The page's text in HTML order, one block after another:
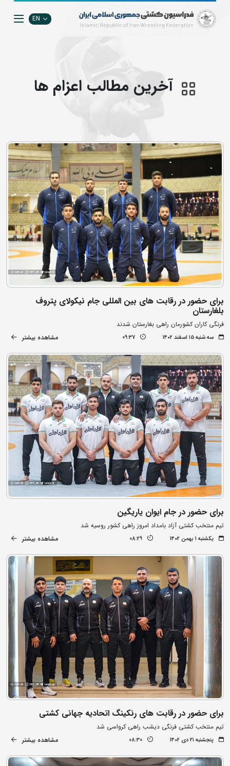
EN
آخرین مطالب اعزام ها
برای حضور در رقابت های بین المللی جام نیکولای پتروف
بلغارستان
فرنگی کاران کشورمان راهی بغارستان شدند
سه شنبه ۱۵ اسفند ۱۴۰۲ 09:37 مشاهده بیشتر
برای حضور در جام ایوان یاریگین
تیم منتخب کشتی آزاد بامداد امروز راهی کشور روسیه شد
یکشنبه ۱ بهمن ۱۴۰۲ 08:29 مشاهده بیشتر
برای حضور در رقابت های رنکینگ اتحادیه جهانی کشتی
تیم منتخب کشتی فرنگی دیشب راهی کرواسی شد
پنجشنبه ۲۱ دی ۱۴۰۲ 08:30 مشاهده بیشتر